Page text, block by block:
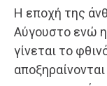
Η εποχή της
Αύγουστο ενώ
γίνεται το